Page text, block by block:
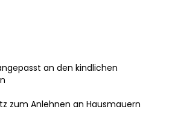
an den kindlichen
zum Anlehnen an Hausmauern